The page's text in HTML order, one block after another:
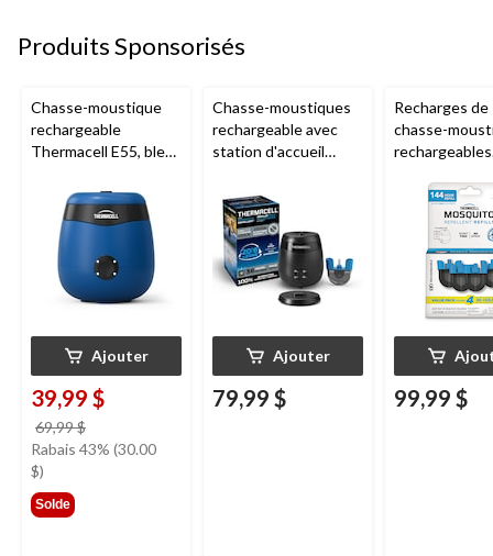
Produits Sponsorisés
Chasse-moustique
rechargeable
Thermacell E55, bleu
Ajouter
39,99 $
69,99 $
était
Rabais 43% (30.00
$)
Solde
Chasse-moustiques
rechargeable avec
station d'accueil
charbon
Ajouter
79,99 $
Recharges de
chasse-
rechargeables
heures
99,99 $